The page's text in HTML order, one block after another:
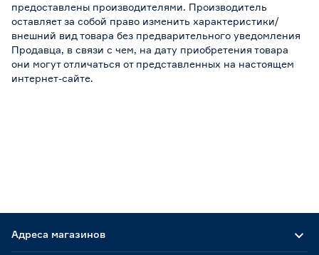
предоставлены производителями. Производитель
оставляет за собой право изменить характеристики/
внешний вид товара без предварительного уведомления
Продавца, в связи с чем, на дату приобретения товара
они могут отличаться от представленных на настоящем
интернет-сайте.
Адреса магазинов